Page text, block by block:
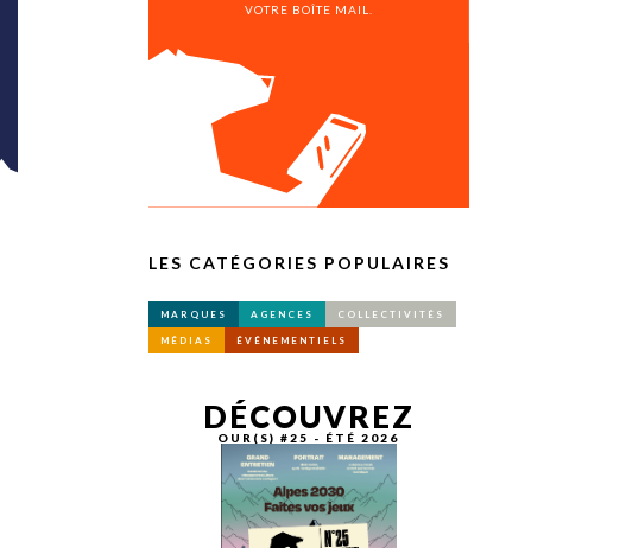
VOTRE BOÎTE MAIL.
LES CATÉGORIES POPULAIRES
MARQUES AGENCES COLLECTIVITÉS
MÉDIAS ÉVÉNEMENTIELS
DÉCOUVREZ
OUR(S) #25 - ÉTÉ 2026